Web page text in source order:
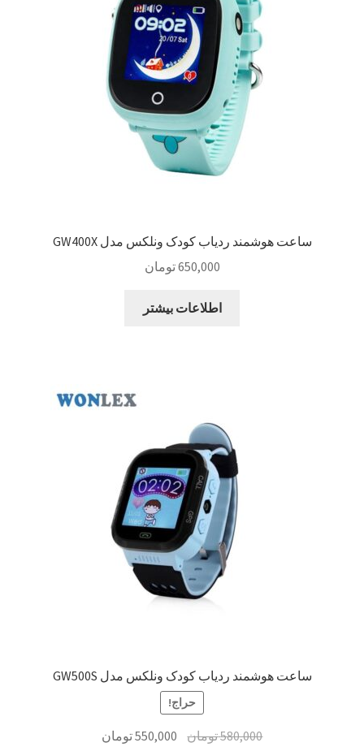
ساعت هوشمند ردیاب کودک ونلکس مدل GW400X
650,000تومان
اطلاعات بیشتر
ساعت هوشمند ردیاب کودک ونلکس مدل GW500S
حراج!
580,000تومان قیمت
550,000تومان